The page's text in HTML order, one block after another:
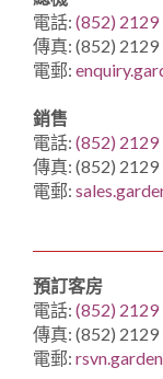
電話: (852) 2129
傳真: (852) 2129
電郵:
銷售
電話: (852) 2129
傳真: (852) 2129
電郵:
預訂客房
電話: (852) 2129
傳真: (852) 2129
電郵: